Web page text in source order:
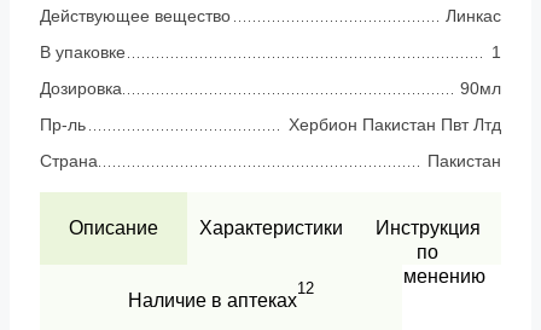
Действующее вещество
Линкас
В упаковке
1
Дозировка
90мл
Пр-ль
Хербион Пакистан Пвт Лтд
Страна
Пакистан
Описание Характеристики
Инструкция
по
применению
Наличие в аптеках
12